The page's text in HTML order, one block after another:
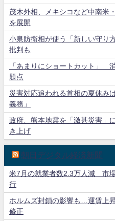
茂木外相、メキシコなど中南
を展開
小泉防衛相が使う「新しい守り
批判も
「あまりにショートカット」
題点
災害対応追われる首相の夏休
義務」
政府、熊本地震を「激甚災害」
き上げ
朝日デジタル経済新聞
米7月の就業者数2.3万人減 市
行
ホルムズ封鎖の影響も…運賃上
修正